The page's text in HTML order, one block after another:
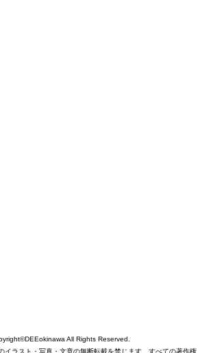
All Rights Reserved.